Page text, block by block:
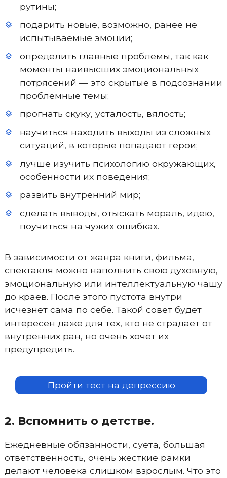
рутины;
подарить новые, возможно, ранее не
испытываемые эмоции;
определить главные проблемы, так как
моменты наивысших эмоциональных
потрясений — это скрытые в подсознании
проблемные темы;
прогнать скуку, усталость, вялость;
научиться находить выходы из сложных
ситуаций, в которые попадают герои;
лучше изучить психологию окружающих,
особенности их поведения;
развить внутренний мир;
сделать выводы, отыскать мораль, идею,
поучиться на чужих ошибках.
В зависимости от жанра книги, фильма,
спектакля можно наполнить свою духовную,
эмоциональную или интеллектуальную чашу
до краев. После этого пустота внутри
исчезнет сама по себе. Такой совет будет
интересен даже для тех, кто не страдает от
внутренних ран, но очень хочет их
предупредить.
Пройти тест на депрессию
2. Вспомнить о детстве.
Ежедневные обязанности, суета, большая
ответственность, очень жесткие рамки
делают человека слишком взрослым. Что это